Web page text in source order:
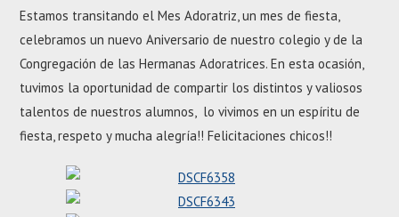
Estamos transitando el Mes Adoratriz, un mes de fiesta,
celebramos un nuevo Aniversario de nuestro colegio y de la
Congregación de las Hermanas Adoratrices. En esta ocasión,
tuvimos la oportunidad de compartir los distintos y valiosos
talentos de nuestros alumnos, lo vivimos en un espíritu de
fiesta, respeto y mucha alegría!! Felicitaciones chicos!!